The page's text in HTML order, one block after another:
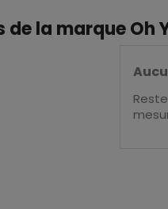
de la marque Oh